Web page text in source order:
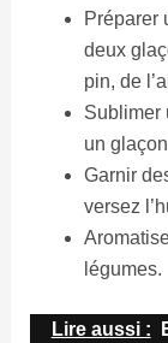
Préparer
deux
pin, de
Sublimer
un
Garnir
versez
légumes.
Lire aussi :